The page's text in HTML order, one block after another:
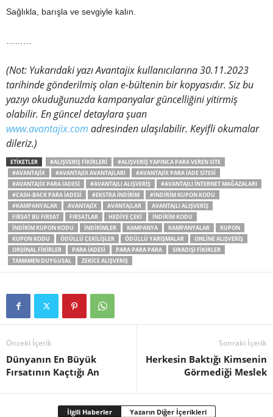
Sağlıkla, barışla ve sevgiyle kalın.
(Not: Yukarıdaki yazı Avantajix kullanıcılarına 30.11.2023
tarihinde gönderilmiş olan e-bültenin bir kopyasıdır. Siz bu
yazıyı okuduğunuzda kampanyalar güncelliğini yitirmiş
olabilir. En güncel detaylara şuan
www.avantajix.com adresinden ulaşılabilir. Keyifli okumalar
dileriz.)
ETIKETLER #ALIŞVERIŞ FIKIRLERI
#ALIŞVERIŞ YAPINCA PARA VEREN SITE
#AVANTAJIX
#AVANTAJIX AVANTAJLARI
#AVANTAJIX PARA IADE SITESI
#AVANTAJIX PARA IADESI
#AVANTAJLI ALIŞVERIŞ
#AVANTAJLI INTERNET MAĞAZALARI
#CASH-BACK PARA IADESI
#EKSTRA INDIRIM
#INDIRIM KUPON KODU
#KAMPANYALAR
AVANTAJIX AVANTAJLAR
AVANTAJLI ALIŞVERIŞ
FIRSAT BU FIRSAT
FIRSATLAR HEDIYE ÇEKI
INDIRIM KODU
INDIRIM KUPON KODU
INDIRIMLER KAMPANYA KAMPANYALAR
KUPON
KUPON KODU
ÖDÜLLÜ ÇEKILIŞLER ÖDÜLLÜ YARIŞMALAR
ONLINE ALIŞVERIŞ
ORIJINAL FIKIRLER
PARA IADESI PARA PARA PARA
SIRADIŞI FIKIRLER
TAMAMEN DUYGUSAL
ZEKICE ALIŞVERIŞ
Önceki İçerik
Dünyanın En Büyük
Fırsatının Kaçtığı An
Sonraki İçerik
Herkesin Baktığı Kimsenin
Görmediği Meslek
İlgili Haberler Yazarın Diğer İçerikleri